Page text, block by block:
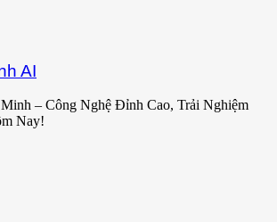
AI
– Công Nghệ Đỉnh Cao, Trải Nghiệm
Nay!